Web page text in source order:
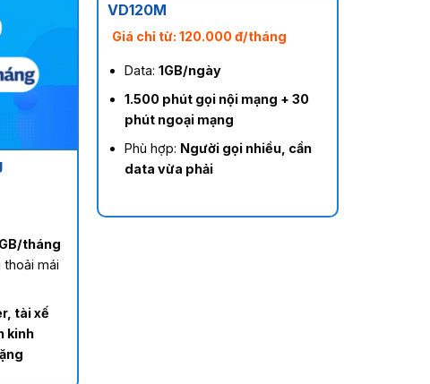
tháng
mái
tài xế
kinh
VD120M
Giá chỉ từ: 120.000 đ/tháng
Data: 1GB/ngày
1.500 phút gọi nội mạng + 30
phút ngoại mạng
Phù hợp: Người gọi nhiều, cần
data vừa phải